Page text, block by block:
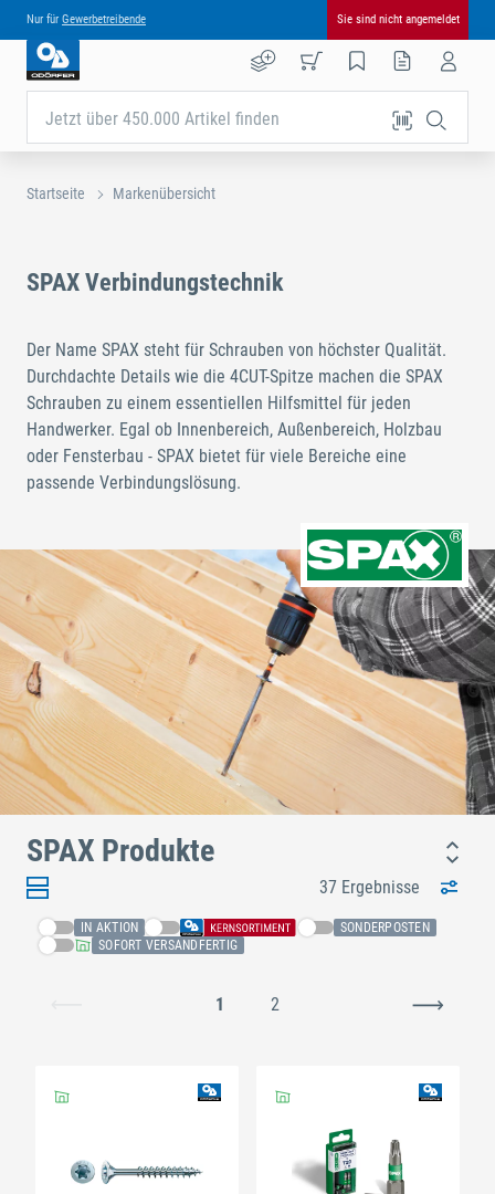
Nur für Gewerbetreibende Sie sind nicht angemeldet
Jetzt über 450.000 Artikel finden
Startseite Markenübersicht
SPAX Verbindungstechnik
Der Name SPAX steht für Schrauben von höchster Qualität.
Durchdachte Details wie die 4CUT-Spitze machen die SPAX
Schrauben zu einem essentiellen Hilfsmittel für jeden
Handwerker. Egal ob Innenbereich, Außenbereich, Holzbau
oder Fensterbau - SPAX bietet für viele Bereiche eine
passende Verbindungslösung.
SPAX Produkte
37 Ergebnisse
IN AKTION
SONDERPOSTEN
SOFORT VERSANDFERTIG
1 2